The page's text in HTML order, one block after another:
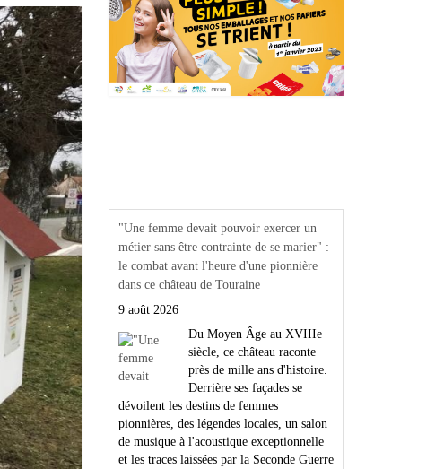
"Une femme devait pouvoir exercer un
métier sans être contrainte de se marier" :
le combat avant l'heure d'une pionnière
dans ce château de Touraine
9 août 2026
Du Moyen Âge au XVIIIe
siècle, ce château raconte
près de mille ans d'histoire.
Derrière ses façades se
dévoilent les destins de femmes
pionnières, des légendes locales, un salon
de musique à l'acoustique exceptionnelle
et les traces laissées par la Seconde Guerre